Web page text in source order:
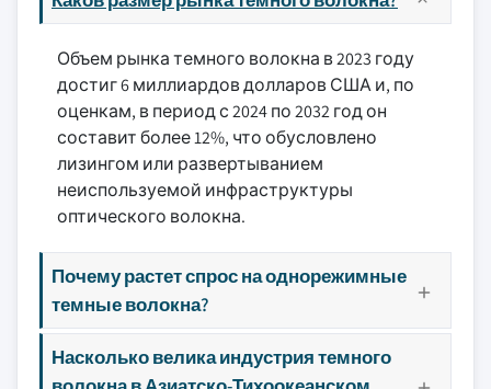
Объем рынка темного волокна в 2023 году
достиг 6 миллиардов долларов США и, по
оценкам, в период с 2024 по 2032 год он
составит более 12%, что обусловлено
лизингом или развертыванием
неиспользуемой инфраструктуры
оптического волокна.
Почему растет спрос на однорежимные
темные волокна?
Насколько велика индустрия темного